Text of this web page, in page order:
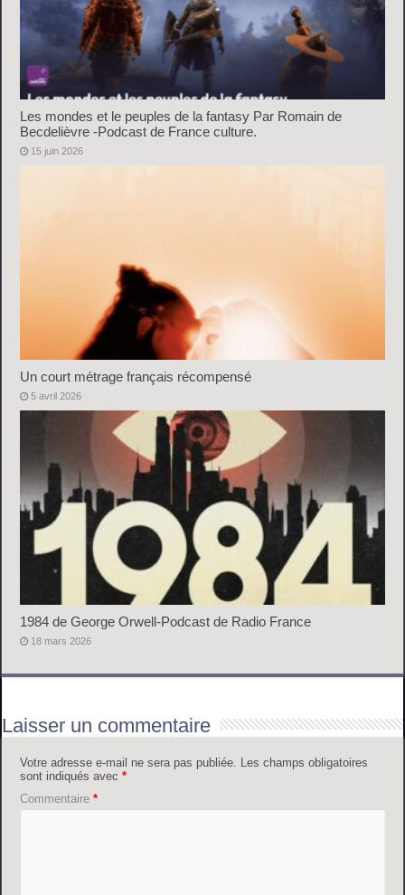
Les mondes et le peuples de la fantasy Par Romain de
Becdelièvre -Podcast de France culture.
15 juin 2026
Un court métrage français récompensé
5 avril 2026
1984 de George Orwell-Podcast de Radio France
18 mars 2026
Laisser un commentaire
Votre adresse e-mail ne sera pas publiée.
Les champs obligatoires
sont indiqués avec*
Commentaire*